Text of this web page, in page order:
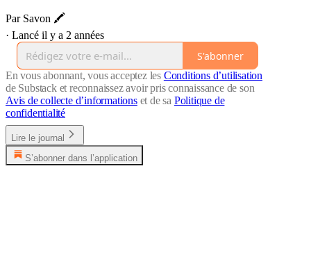
Par Savon 🖍
· Lancé il y a 2 années
S'abonner
En vous abonnant, vous acceptez les Conditions d’utilisation
de Substack et reconnaissez avoir pris connaissance de son
Avis de collecte d’informationset de sa Politique de
confidentialité
Lire le journal
S’abonner dans l’application